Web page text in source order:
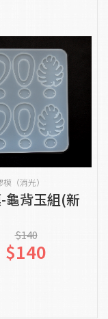
到通知我
（消光）
龜背玉組(新
$140
$140